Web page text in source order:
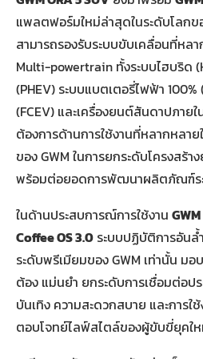
แพลตฟอร์มใหม่ล่าสุดในระดับโลก
สามารถรองรับระบบขับเคลื่อนที่หล
Multi-powertrain ทั้งระบบไฮบริด
(PHEV) ระบบแบตเตอรี่ไฟฟ้า
(FCEV) และเครื่องยนต์สันดาปภาย
ต้องการด้านการใช้งานที่หลากหลา
ของ GWM ในการยกระดับโครงสร้
พร้อมต่อยอดการพัฒนาผลิตภัณฑ์ระ
ในด้านประสบการณ์การใช้งาน
Coffee OS 3.0 ระบบปฏิบัติการอัน
ระดับพรีเมียมของ GWM เท่านั้น ม
ต้อง แม่นยำ ยกระดับการเชื่อมต่อป
บันเทิง ความสะดวกสบาย และการใ
ตอบโจทย์ไลฟ์สไตล์ของผู้ขับขี่ยุคใ